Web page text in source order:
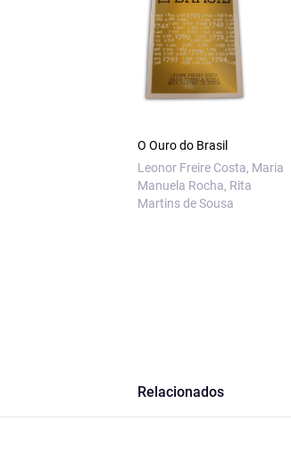
O Ouro do Brasil
Leonor Freire Costa, Maria
Manuela Rocha, Rita
Martins de Sousa
Relacionados